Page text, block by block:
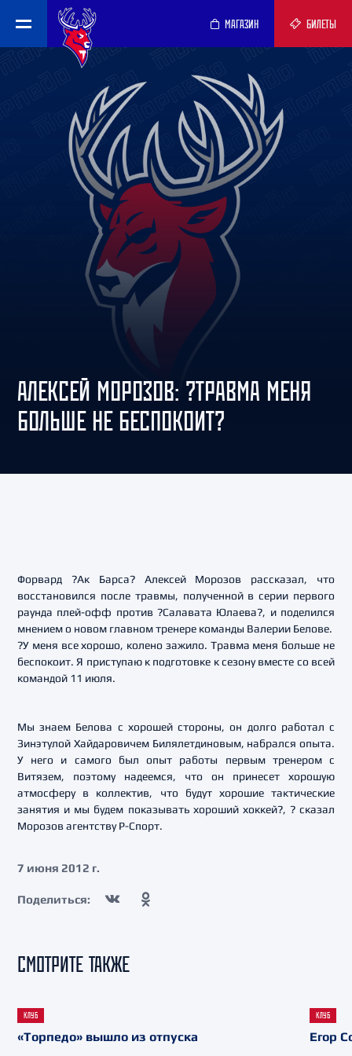
МАГАЗИН БИЛЕТЫ
АЛЕКСЕЙ МОРОЗОВ: ?ТРАВМА МЕНЯ
БОЛЬШЕ НЕ БЕСПОКОИТ?
Форвард ?Ак Барса? Алексей Морозов рассказал, что
восстановился после травмы, полученной в серии первого
раунда плей-офф против ?Салавата Юлаева?, и поделился
мнением о новом главном тренере команды Валерии Белове.
?У меня все хорошо, колено зажило. Травма меня больше не
беспокоит. Я приступаю к подготовке к сезону вместе со всей
командой 11 июля.
Мы знаем Белова с хорошей стороны, он долго работал с
Зинэтулой Хайдаровичем Билялетдиновым, набрался опыта.
У него и самого был опыт работы первым тренером с
Витязем, поэтому надеемся, что он принесет хорошую
атмосферу в коллектив, что будут хорошие тактические
занятия и мы будем показывать хороший хоккей?, ? сказал
Морозов агентству Р-Спорт.
7 июня 2012 г.
Поделиться:
СМОТРИТЕ ТАКЖЕ
КЛУБ
«Торпедо» вышло из отпуска
КЛУБ
Егор